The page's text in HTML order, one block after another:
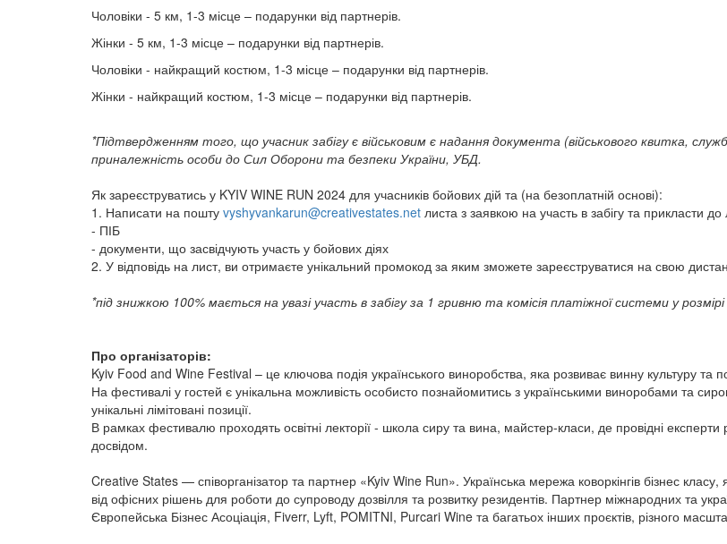
Чоловіки - 5 км, 1-3 місце – подарунки від партнерів.
Жінки - 5 км, 1-3 місце – подарунки від партнерів.
Чоловіки - найкращий костюм, 1-3 місце – подарунки від партнерів.
Жінки - найкращий костюм, 1-3 місце – подарунки від партнерів.
*Підтвердженням того, що учасник забігу є військовим є надання документа (військового квитка,
приналежність особи до Сил Оборони та безпеки України, УБД.
Як зареєструватись у KYIV WINE RUN 2024 для учасників бойових дій та (на безоплатній основі):
1. Написати на пошту vyshyvankarun@creativestates.net листа з заявкою на участь в забігу та прикласти
- ПІБ
- документи, що засвідчують участь у бойових діях
2. У відповідь на лист, ви отримаєте унікальний промокод за яким зможете зареєструватися на свою
*під знижкою 100% мається на увазі участь в забігу за 1 гривню та комісія платіжної системи у
Про організаторів:
Kyiv Food and Wine Festival – це ключова подія українського виноробства, яка розвиває винну культуру та
На фестивалі у гостей є унікальна можливість особисто познайомитись з українськими виноробами та
унікальні лімітовані позиції.
В рамках фестивалю проходять освітні лекторії - школа сиру та вина, майстер-класи, де провідні
досвідом.
Creative States — співорганізатор та партнер «Kyiv Wine Run». Українська мережа коворкінгів бізнес
від офісних рішень для роботи до супроводу дозвілля та розвитку резидентів. Партнер міжнародних та
Європейська Бізнес Асоціація, Fiverr, Lyft, POMITNI, Purcari Wine та багатьох інших проєктів, різного